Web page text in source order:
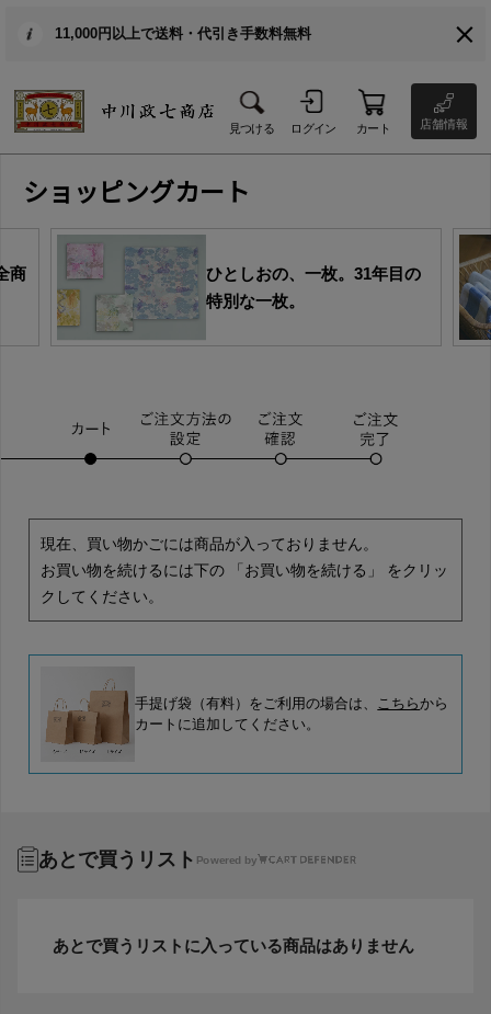
11,000円以上で送料・代引き手数料無料
見つける ログイン カート 店舗情報
ショッピングカート
商
ひとしおの、一枚。31年目の
特別な一枚。
現在、買い物かごには商品が入っておりません。
お買い物を続けるには下の 「お買い物を続ける」 をクリッ
クしてください。
手提げ袋（有料）をご利用の場合は、 こちらから
カートに追加してください。
あとで買うリスト Powered by
あとで買うリストに入っている商品はありません